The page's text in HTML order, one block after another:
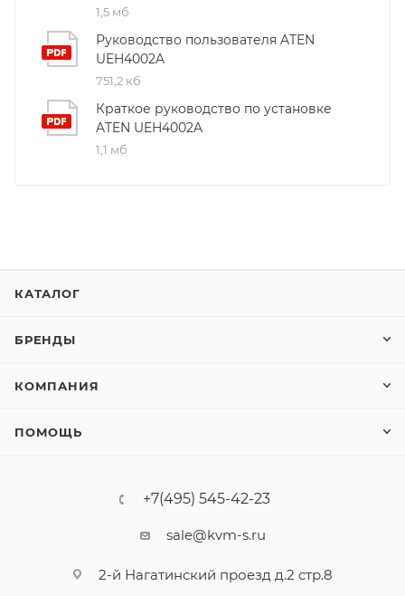
1,5 мб
Руководство пользователя ATEN
UEH4002A
751,2 кб
Краткое руководство по установке
ATEN UEH4002A
1,1 мб
КАТАЛОГ
БРЕНДЫ
КОМПАНИЯ
ПОМОЩЬ
+7(495) 545-42-23
sale@kvm-s.ru
2-й Нагатинский проезд д.2 стр.8